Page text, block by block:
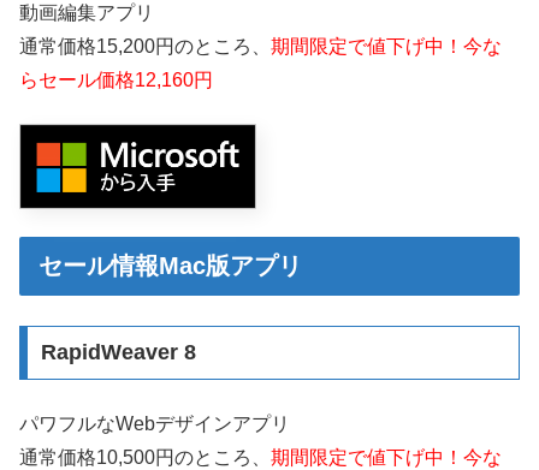
動画編集アプリ
通常価格15,200円のところ、 期間限定で値下げ中！今な
らセール価格12,160円
セール情報Mac版アプリ
RapidWeaver 8
パワフルなWebデザインアプリ
通常価格10,500円のところ、 期間限定で値下げ中！今な